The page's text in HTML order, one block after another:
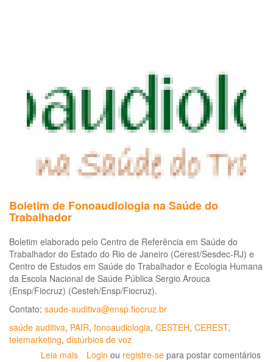
Boletim de Fonoaudiologia na Saúde do
Trabalhador
Boletim elaborado pelo Centro de Referência em Saúde do
Trabalhador do Estado do Rio de Janeiro (Cerest/Sesdec-RJ) e
Centro de Estudos em Saúde do Trabalhador e Ecologia Humana
da Escola Nacional de Saúde Pública Sergio Arouca
(Ensp/Fiocruz) (Cesteh/Ensp/Fiocruz).
Contato: saude-auditiva@ensp.fiocruz.br
saúde auditiva, PAIR, fonoaudiologia, CESTEH, CEREST,
telemarketing, distúrbios de voz
Leia mais sobre
Login ou registre-se para postar comentários